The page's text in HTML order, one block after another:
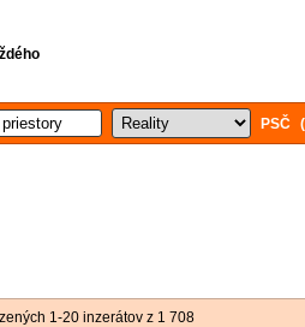
PSČ
1-20 inzerátov z 1 708